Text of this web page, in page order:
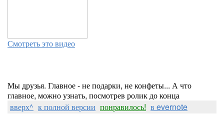
Смотреть это видео
Мы друзья. Главное - не подарки, не конфеты... А что
главное, можно узнать, посмотрев ролик до конца
вверх^ к полной версии понравилось! в evernote